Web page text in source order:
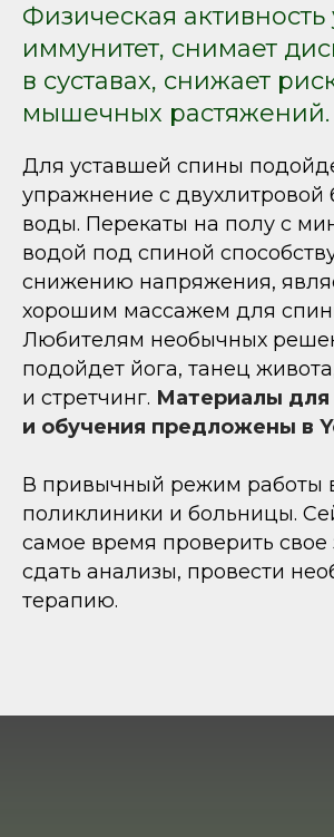
Физическая активность
иммунитет, снимает
в суставах, снижает
мышечных растяжений.
Для уставшей спины
упражнение с двухлитровой
воды. Перекаты на полу с
водой под спиной
снижению напряжения,
хорошим массажем для
Любителям необычных
подойдет йога, танец
и стретчинг. Материалы для
и обучения предложены в
В привычный режим работы
поликлиники и больницы.
самое время проверить свое
сдать анализы, провести
терапию.